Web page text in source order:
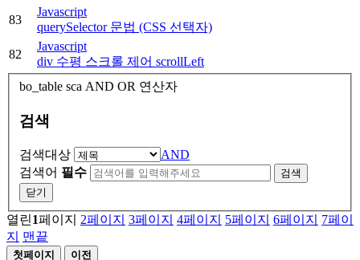
83
Javascript
querySelector 문법 (CSS 선택자)
82
Javascript
div 수평 스크롤 제어 scrollLeft
bo_table sca AND OR 연산자
검색
검색대상
AND
검색어 필수
검색
닫기
열린1페이지 2페이지 3페이지 4페이지 5페이지 6페이지 7페이
지
맨끝
첫페이지 이전